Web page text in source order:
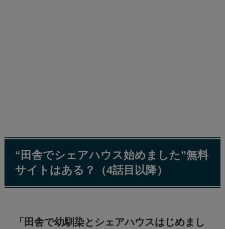
“田舎でシェアハウス始めました”無料
サイトはある？（4話目以降）
「田舎で幼馴染とシェアハウスはじめまし